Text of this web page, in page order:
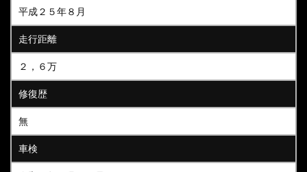
平成２５年８月
走行距離
２，６万
修復歴
無
車検